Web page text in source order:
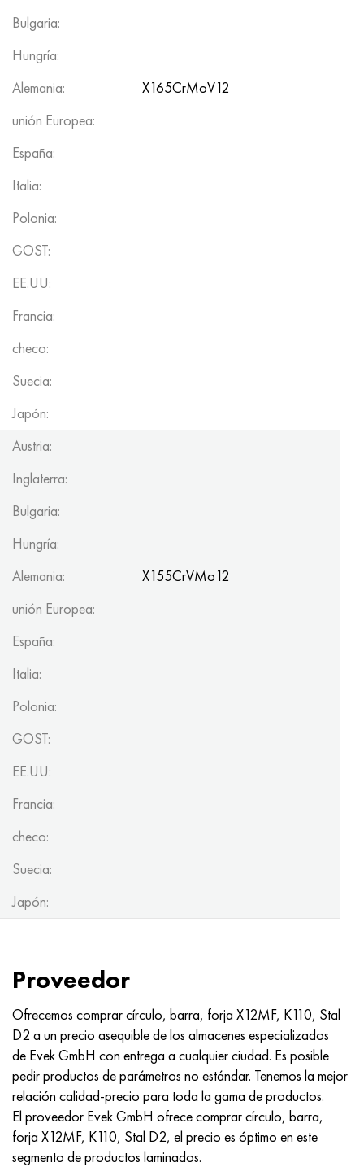
Bulgaria:
Hungría:
Alemania:
X165CrMoV12
unión Europea:
España:
Italia:
Polonia:
GOST:
EE.UU:
Francia:
checo:
Suecia:
Japón:
Austria:
Inglaterra:
Bulgaria:
Hungría:
Alemania:
X155CrVMo12
unión Europea:
España:
Italia:
Polonia:
GOST:
EE.UU:
Francia:
checo:
Suecia:
Japón:
Proveedor
Ofrecemos comprar círculo, barra, forja X12MF, K110, Stal
D2 a un precio asequible de los almacenes especializados
de Evek GmbH con entrega a cualquier ciudad. Es posible
pedir productos de parámetros no estándar. Tenemos la mejor
relación calidad-precio para toda la gama de productos.
El proveedor Evek GmbH ofrece comprar círculo, barra,
forja X12MF, K110, Stal D2, el precio es óptimo en este
segmento de productos laminados.